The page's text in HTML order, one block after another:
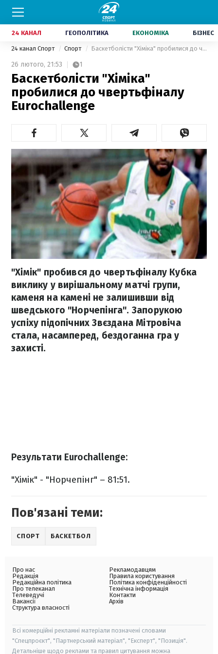
24 КАНАЛ ГЕОПОЛІТИКА ЕКОНОМІКА БІЗНЕС
24 канал Спорт Спорт Баскетболісти "Хіміка" пробилися до чвертьфіналу Eurochallenge
26 лютого, 21:53 1
Баскетболісти "Хіміка"
пробилися до чвертьфіналу
Eurochallenge
"Хімік" пробився до чвертьфіналу Кубка
виклику у вирішальному матчі групи,
каменя на камені не залишивши від
шведського "Норчепінга". Запорукою
успіху підопічних Звєздана Мітровіча
стала, насамперед, бездоганна гра у
захисті.
Результати Eurochallenge:
"Хімік" - "Норчепінг" – 81:51.
Пов'язані теми:
СПОРТ БАСКЕТБОЛ
Про нас
Редакція
Редакційна політика
Про телеканал
Телеведучі
Вакансії
Структура власності
Рекламодавцям
Правила користування
Політика конфіденційності
Технічна інформація
Контакти
Архів
Всі комерційні рекламні матеріали позначені словами
"Спецпроєкт", "Партнерський матеріал", "Експерт", "Позиція".
Детальніше щодо реклами та правил цитування можна